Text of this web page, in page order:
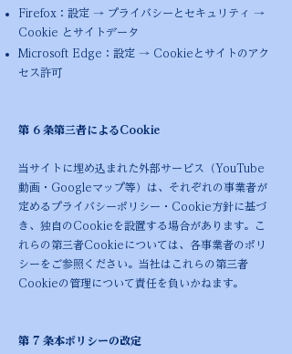
Firefox：設定 → プライバシーとセキュリティ →
Cookie とサイトデータ
Microsoft Edge：設定 → Cookieとサイトのアク
セス許可
第 6 条第三者によるCookie
当サイトに埋め込まれた外部サービス（YouTube
動画・Googleマップ等）は、それぞれの事業者が
定めるプライバシーポリシー・Cookie方針に基づ
き、独自のCookieを設置する場合があります。こ
れらの第三者Cookieについては、各事業者のポリ
シーをご参照ください。当社はこれらの第三者
Cookieの管理について責任を負いかねます。
第 7 条本ポリシーの改定